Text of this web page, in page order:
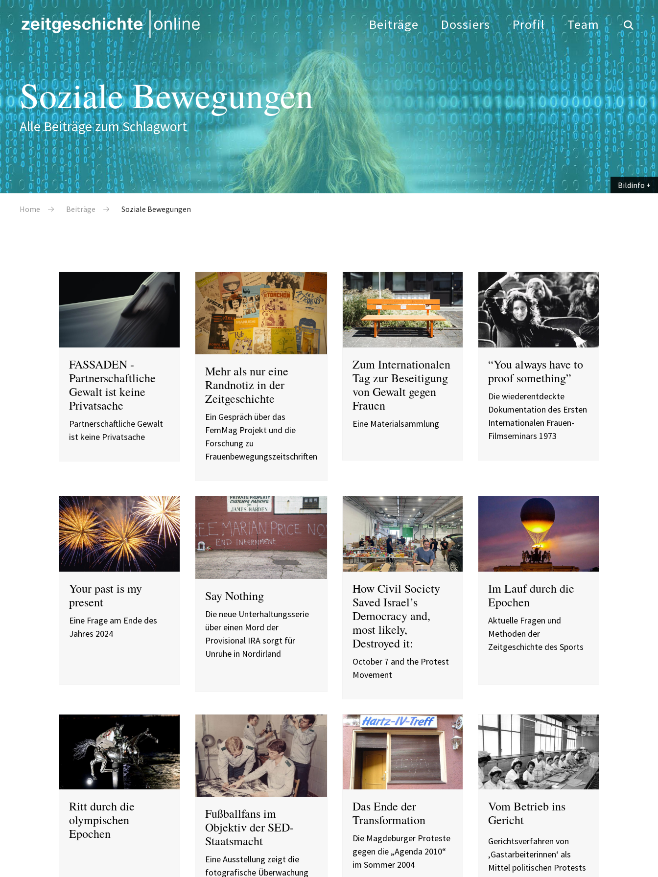
Direkt zum Inhalt
Beiträge Dossiers Profil Team
Soziale Bewegungen
Alle Beiträge zum Schlagwort
Bildinfo
Bildinfo
Pfadnavigation
Home Beiträge Soziale Bewegungen
FASSADEN -
Partnerschaftliche
Gewalt ist keine
Privatsache
Partnerschaftliche Gewalt
ist keine Privatsache
Mehr als nur eine
Randnotiz in der
Zeitgeschichte
Ein Gespräch über das
FemMag Projekt und die
Forschung zu
Frauenbewegungszeitschriften
Zum Internationalen
Tag zur Beseitigung
von Gewalt gegen
Frauen
Eine Materialsammlung
“You always have to
proof something”
Die wiederentdeckte
Dokumentation des Ersten
Internationalen Frauen-
Filmseminars 1973
Your past is my
present
Eine Frage am Ende des
Jahres 2024
Say Nothing
Die neue Unterhaltungsserie
über einen Mord der
Provisional IRA sorgt für
Unruhe in Nordirland
How Civil Society
Saved Israel’s
Democracy and,
most likely,
Destroyed it:
October 7 and the Protest
Movement
Im Lauf durch die
Epochen
Aktuelle Fragen und
Methoden der
Zeitgeschichte des Sports
Ritt durch die
olympischen
Epochen
Fußballfans im
Objektiv der SED-
Staatsmacht
Eine Ausstellung zeigt die
fotografische Überwachung
Das Ende der
Transformation
Die Magdeburger Proteste
gegen die „Agenda 2010“
im Sommer 2004
Vom Betrieb ins
Gericht
Gerichtsverfahren von
‚Gastarbeiterinnen‘ als
Mittel politischen Protests